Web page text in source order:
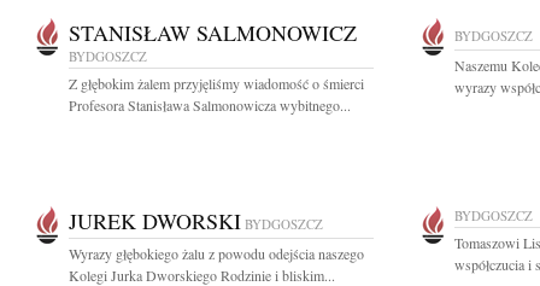
STANISŁAW SALMONOWICZ
BYDGOSZCZ
Z głębokim żalem przyjęliśmy wiadomość o śmierci
Profesora Stanisława Salmonowicza wybitnego...
BYDGOSZCZ
Naszemu
wyrazy
JUREK DWORSKI BYDGOSZCZ
Wyrazy głębokiego żalu z powodu odejścia naszego
Kolegi Jurka Dworskiego Rodzinie i bliskim...
BYDGOSZCZ
Tomaszowi
współczucia i